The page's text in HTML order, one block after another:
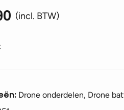
(incl. BTW)
Drone onderdelen, Drone